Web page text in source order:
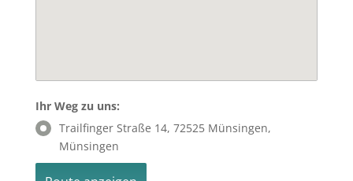
Ihr Weg zu uns:
Trailfinger Straße 14, 72525 Münsingen,
Münsingen